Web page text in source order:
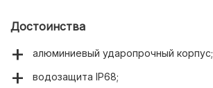
Достоинства
алюминиевый ударопрочный корпус;
водозащита IP68;